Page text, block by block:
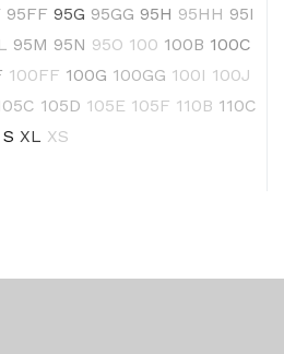
95FF 95G 95GG 95H 95HH 95I
95M 95N 95O 100 100B 100C
100FF 100G 100GG 100I 100J
105D 105E 105F 110B 110C
S XL XS